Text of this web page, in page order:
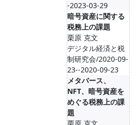
-2023-03-29
暗号資産に関する
税務上の課題
栗原 克文
デジタル経済と税
制研究会/2020-09-
23--2020-09-23
メタバース、
NFT、暗号資産を
めぐる税務上の課
題